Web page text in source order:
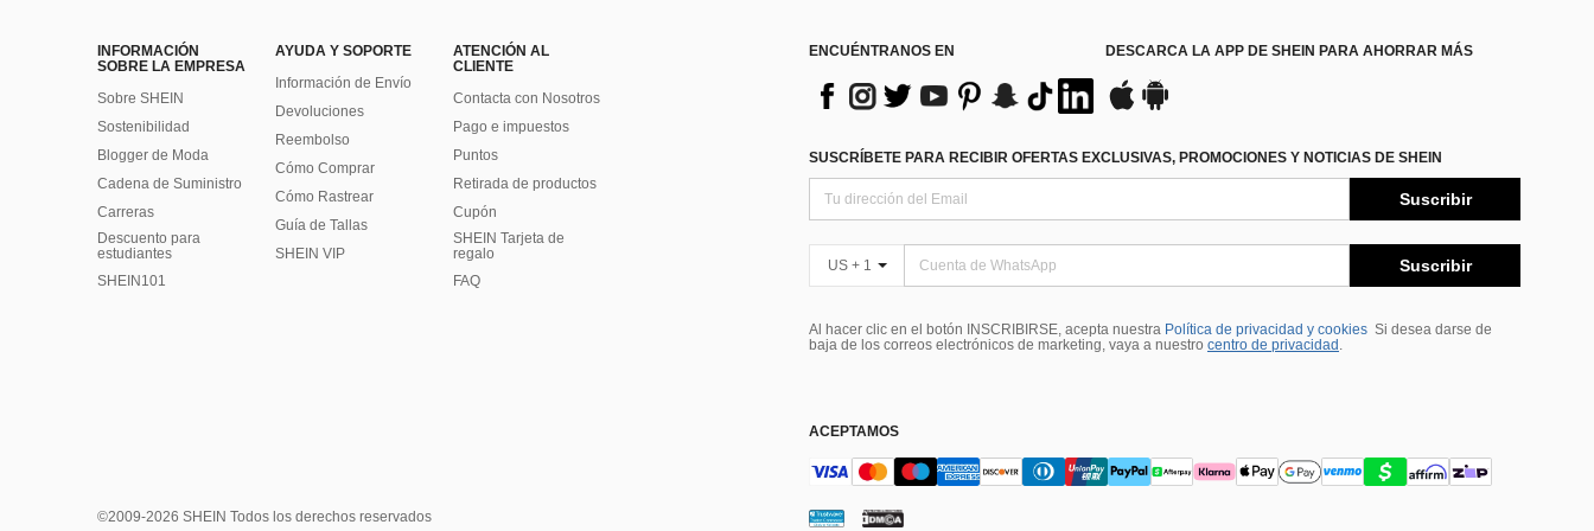
INFORMACIÓN
SOBRE LA EMPRESA
Sobre SHEIN
Sostenibilidad
Blogger de Moda
Cadena de Suministro
Carreras
Descuento para
estudiantes
SHEIN101
AYUDA Y SOPORTE
Información de Envío
Devoluciones
Reembolso
Cómo Comprar
Cómo Rastrear
Guía de Tallas
SHEIN VIP
ATENCIÓN AL
CLIENTE
Contacta con Nosotros
Pago e impuestos
Puntos
Retirada de productos
Cupón
SHEIN Tarjeta de
regalo
FAQ
ENCUÉNTRANOS EN DESCARCA LA APP DE SHEIN PARA AHORRAR MÁS
SUSCRÍBETE PARA RECIBIR OFERTAS EXCLUSIVAS, PROMOCIONES Y NOTICIAS DE SHEIN
Suscribir
US + 1 Suscribir
Al hacer clic en el botón INSCRIBIRSE, acepta nuestra Política de privacidad y cookies Si desea darse de
baja de los correos electrónicos de marketing, vaya a nuestro centro de privacidad .
ACEPTAMOS
©2009-2026 SHEIN Todos los derechos reservados